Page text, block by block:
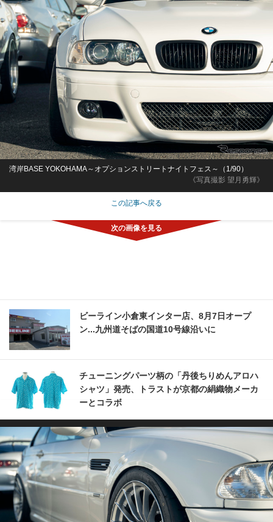
《写真撮影 望月勇輝》
湾岸BASE YOKOHAMA～オプションストリートナイトフェス～（1/90）
この記事へ戻る
ビーライン小倉東インター店、8月7日オープ
ン...九州道そばの国道10号線沿いに
チューニングパーツ柄の「丹後ちりめんアロハ
シャツ」発売、トラストが京都の絹織物メーカ
ーとコラボ